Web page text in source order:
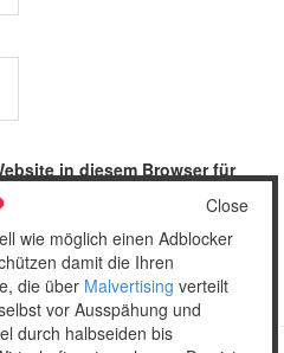
in diesem Browser für
speichern.
Close
wie möglich einen Adblocker
damit die Ihren
die über Malvertising verteilt
vor Ausspähung und
durch halbseiden bis